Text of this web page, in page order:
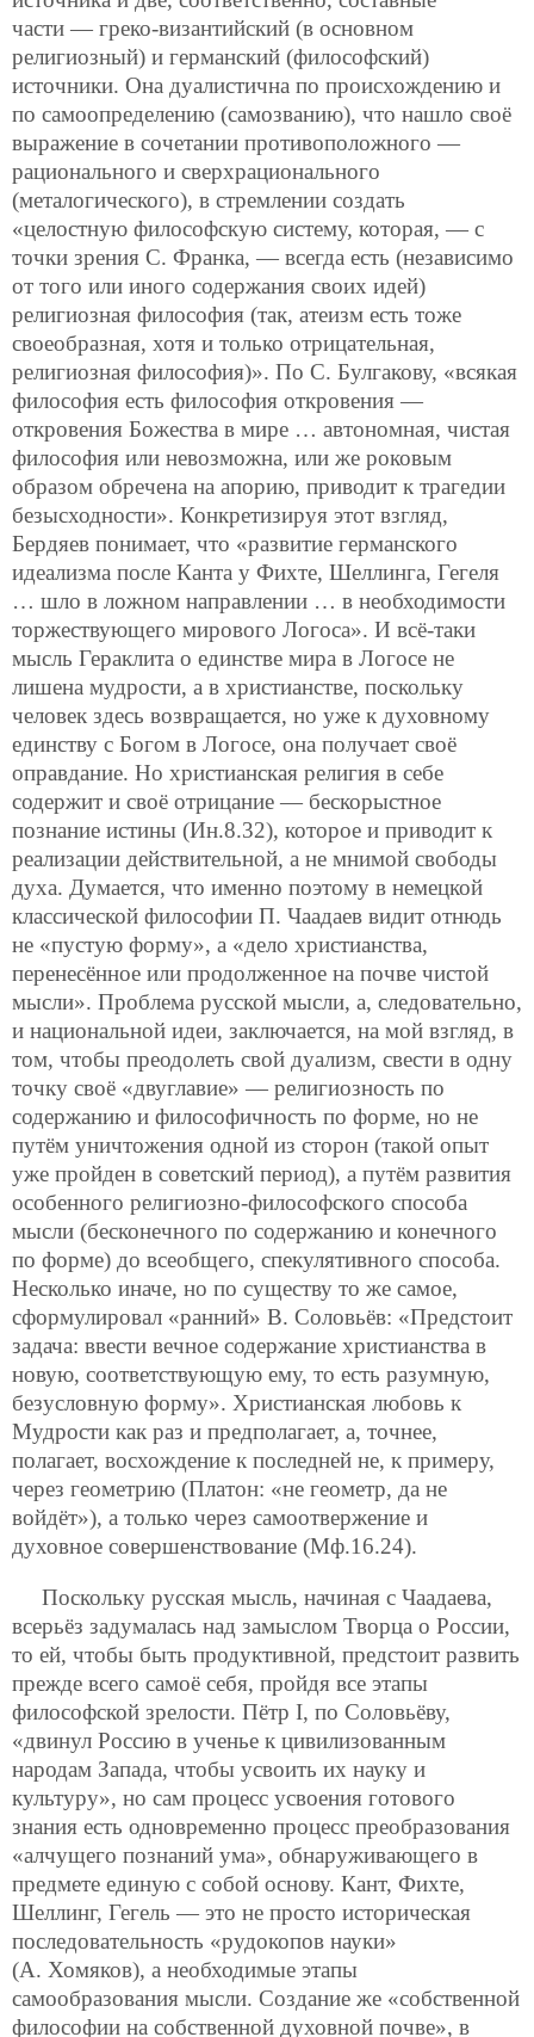
части — греко-византийский (в основном
религиозный) и германский (философский)
источники. Она дуалистична по происхождению и
по самоопределению (самозванию), что нашло своё
выражение в сочетании противоположного —
рационального и сверхрационального
(металогического), в стремлении создать
«целостную философскую систему, которая, — с
точки зрения С. Франка, — всегда есть (независимо
от того или иного содержания своих идей)
религиозная философия (так, атеизм есть тоже
своеобразная, хотя и только отрицательная,
религиозная философия)». По С. Булгакову, «всякая
философия есть философия откровения —
откровения Божества в мире … автономная, чистая
философия или невозможна, или же роковым
образом обречена на апорию, приводит к трагедии
безысходности». Конкретизируя этот взгляд,
Бердяев понимает, что «развитие германского
идеализма после Канта у Фихте, Шеллинга, Гегеля
… шло в ложном направлении … в необходимости
торжествующего мирового Логоса». И всё-таки
мысль Гераклита о единстве мира в Логосе не
лишена мудрости, а в христианстве, поскольку
человек здесь возвращается, но уже к духовному
единству с Богом в Логосе, она получает своё
оправдание. Но христианская религия в себе
содержит и своё отрицание — бескорыстное
познание истины (Ин.8.32), которое и приводит к
реализации действительной, а не мнимой свободы
духа. Думается, что именно поэтому в немецкой
классической философии П. Чаадаев видит отнюдь
не «пустую форму», а «дело христианства,
перенесённое или продолженное на почве чистой
мысли». Проблема русской мысли, а, следовательно,
и национальной идеи, заключается, на мой взгляд, в
том, чтобы преодолеть свой дуализм, свести в одну
точку своё «двуглавие» — религиозность по
содержанию и философичность по форме, но не
путём уничтожения одной из сторон (такой опыт
уже пройден в советский период), а путём развития
особенного религиозно-философского способа
мысли (бесконечного по содержанию и конечного
по форме) до всеобщего, спекулятивного способа.
Несколько иначе, но по существу то же самое,
сформулировал «ранний» В. Соловьёв: «Предстоит
задача: ввести вечное содержание христианства в
новую, соответствующую ему, то есть разумную,
безусловную форму». Христианская любовь к
Мудрости как раз и предполагает, а, точнее,
полагает, восхождение к последней не, к примеру,
через геометрию (Платон: «не геометр, да не
войдёт»), а только через самоотвержение и
духовное совершенствование (Мф.16.24).
Поскольку русская мысль, начиная с Чаадаева,
всерьёз задумалась над замыслом Творца о России,
то ей, чтобы быть продуктивной, предстоит развить
прежде всего самоё себя, пройдя все этапы
философской зрелости. Пётр I, по Соловьёву,
«двинул Россию в ученье к цивилизованным
народам Запада, чтобы усвоить их науку и
культуру», но сам процесс усвоения готового
знания есть одновременно процесс преобразования
«алчущего познаний ума», обнаруживающего в
предмете единую с собой основу. Кант, Фихте,
Шеллинг, Гегель — это не просто историческая
последовательность «рудокопов науки»
(А. Хомяков), а необходимые этапы
самообразования мысли. Создание же «собственной
философии на собственной духовной почве», в